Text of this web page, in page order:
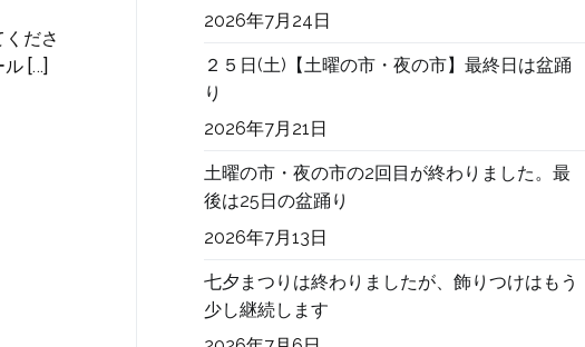
ださ
[…]
2026年7月24日
２５日(土)【土曜の市・夜の市】最終日は盆踊
り
2026年7月21日
土曜の市・夜の市の2回目が終わりました。最
後は25日の盆踊り
2026年7月13日
七夕まつりは終わりましたが、飾りつけはもう
少し継続します